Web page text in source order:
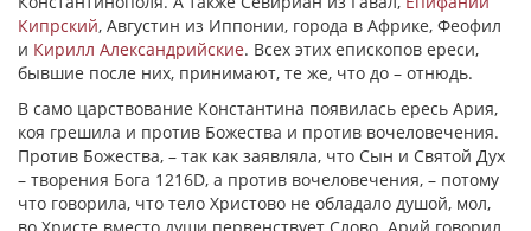
Кипрский, Августин из Иппонии, города в Африке, Феофил
и Кирилл Александрийские. Всех этих епископов ереси,
бывшие после них, принимают, те же, что до – отнюдь.
В само царствование Константина появилась ересь Ария,
коя грешила и против Божества и против вочеловечения.
Против Божества, – так как заявляла, что Сын и Святой Дух
– творения Бога 1216D, а против вочеловечения, – потому
что говорила, что тело Христово не обладало душой, мол,